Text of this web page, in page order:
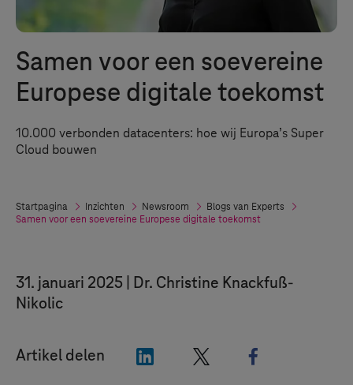
Samen voor een soevereine
Europese digitale toekomst
10.000 verbonden datacenters: hoe wij Europa’s Super
Cloud bouwen
Startpagina Inzichten Newsroom
Blogs van Experts
Samen voor een soevereine Europese digitale toekomst
31. januari 2025
Dr. Christine Knackfuß-
Nikolic
Artikel delen "LinkedIn"